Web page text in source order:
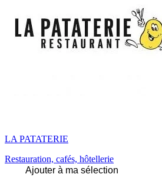
LA PATATERIE
Restauration, cafés, hôtellerie
Ajouter à ma sélection